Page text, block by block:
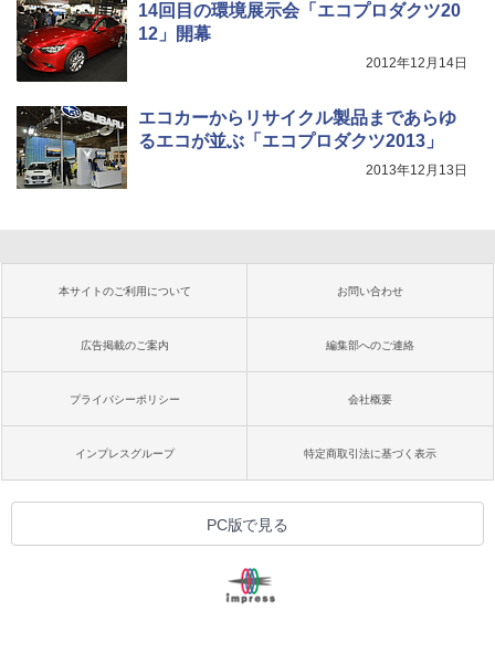
14回目の環境展示会「エコプロダクツ20
12」開幕
2012年12月14日
エコカーからリサイクル製品まであらゆ
るエコが並ぶ「エコプロダクツ2013」
2013年12月13日
本サイトのご利用について お問い合わせ
広告掲載のご案内 編集部へのご連絡
プライバシーポリシー 会社概要
インプレスグループ 特定商取引法に基づく表示
PC版で見る